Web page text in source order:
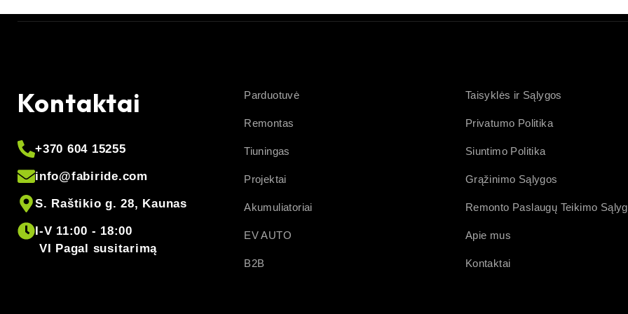
Kontaktai
+370 604 15255
info@fabiride.com
S. Raštikio g. 28, Kaunas
I-V 11:00 - 18:00
VI Pagal susitarimą
Parduotuvė
Remontas
Tiuningas
Projektai
Akumuliatoriai
EV AUTO
B2B
Taisyklės ir Sąlygos
Privatumo Politika
Siuntimo Politika
Grąžinimo Sąlygos
Remonto Paslaugų Teikimo
Apie mus
Kontaktai